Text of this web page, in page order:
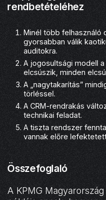
rendbetételéhez
Minél több felhasználó
gyorsabban válik
auditokra.
A jogosultsági modell
elcsúszik, minden
A „nagytakarítás”
törléssel.
A CRM-rendrakás
technikai feladat.
A tiszta rendszer
vannak előre
Összefoglaló
A KPMG